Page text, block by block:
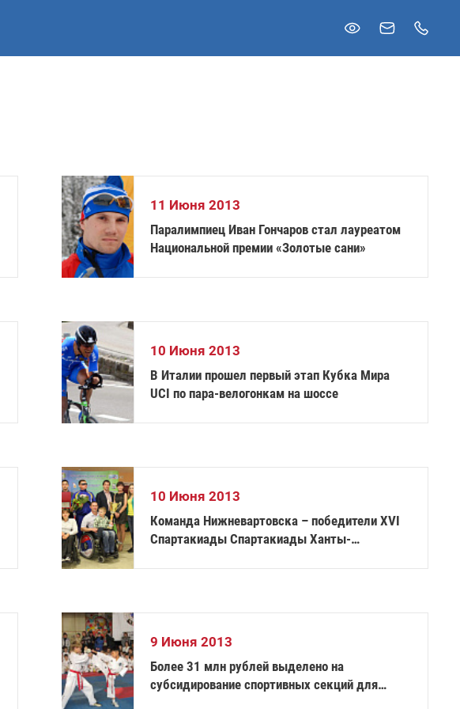
11 Июня 2013
Паралимпиец Иван Гончаров стал лауреатом
Национальной премии «Золотые сани»
10 Июня 2013
В Италии прошел первый этап Кубка Мира
UCI по пара-велогонкам на шоссе
10 Июня 2013
Команда Нижневартовска – победители XVI
Спартакиады Спартакиады Ханты-
9 Июня 2013
Более 31 млн рублей выделено на
субсидирование спортивных секций для